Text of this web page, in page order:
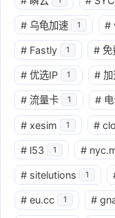
# 乌龟加速 1 #
# Fastly 1 # 免
# 优选IP 1 # 加
# 流量卡 1 #
# xesim 1 #
# l53 1 #
# sitelutions 1
# eu.cc 1 #